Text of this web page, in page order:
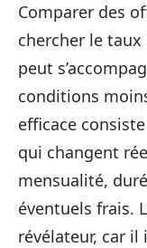
Comparer des
chercher le
peut
conditions
efficace
qui changent
mensualité,
éventuels frais.
révélateur, car il